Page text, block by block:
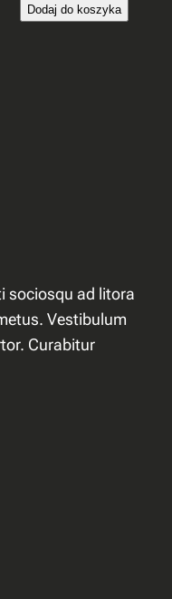
Dodaj do koszyka
sociosqu ad litora
Vestibulum
Curabitur